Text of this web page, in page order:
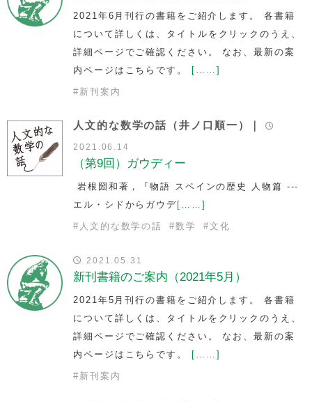
2021年6月刊行の書籍をご紹介します。 各書籍
について詳しくは、タイトルをクリックのうえ、
詳細ページでご確認ください。 なお、最新の案
内ページはこちらです。 [……]
# 新刊案内
人文的な数学の話（井ノ口順一）｜
2021.06.14
（第9回）ガウディー
岩根圀和著，『物語 スペインの歴史 人物篇 ---
エル・シドからガウデ[……]
# 人文的な数学の話 #数学 #文化
2021.05.31
新刊書籍のご案内（2021年5月）
2021年5月刊行の書籍をご紹介します。 各書籍
について詳しくは、タイトルをクリックのうえ、
詳細ページでご確認ください。 なお、最新の案
内ページはこちらです。 [……]
# 新刊案内